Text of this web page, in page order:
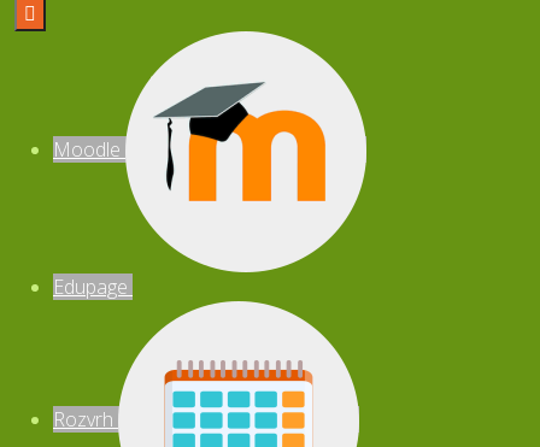

Moodle
Edupage
Rozvrh